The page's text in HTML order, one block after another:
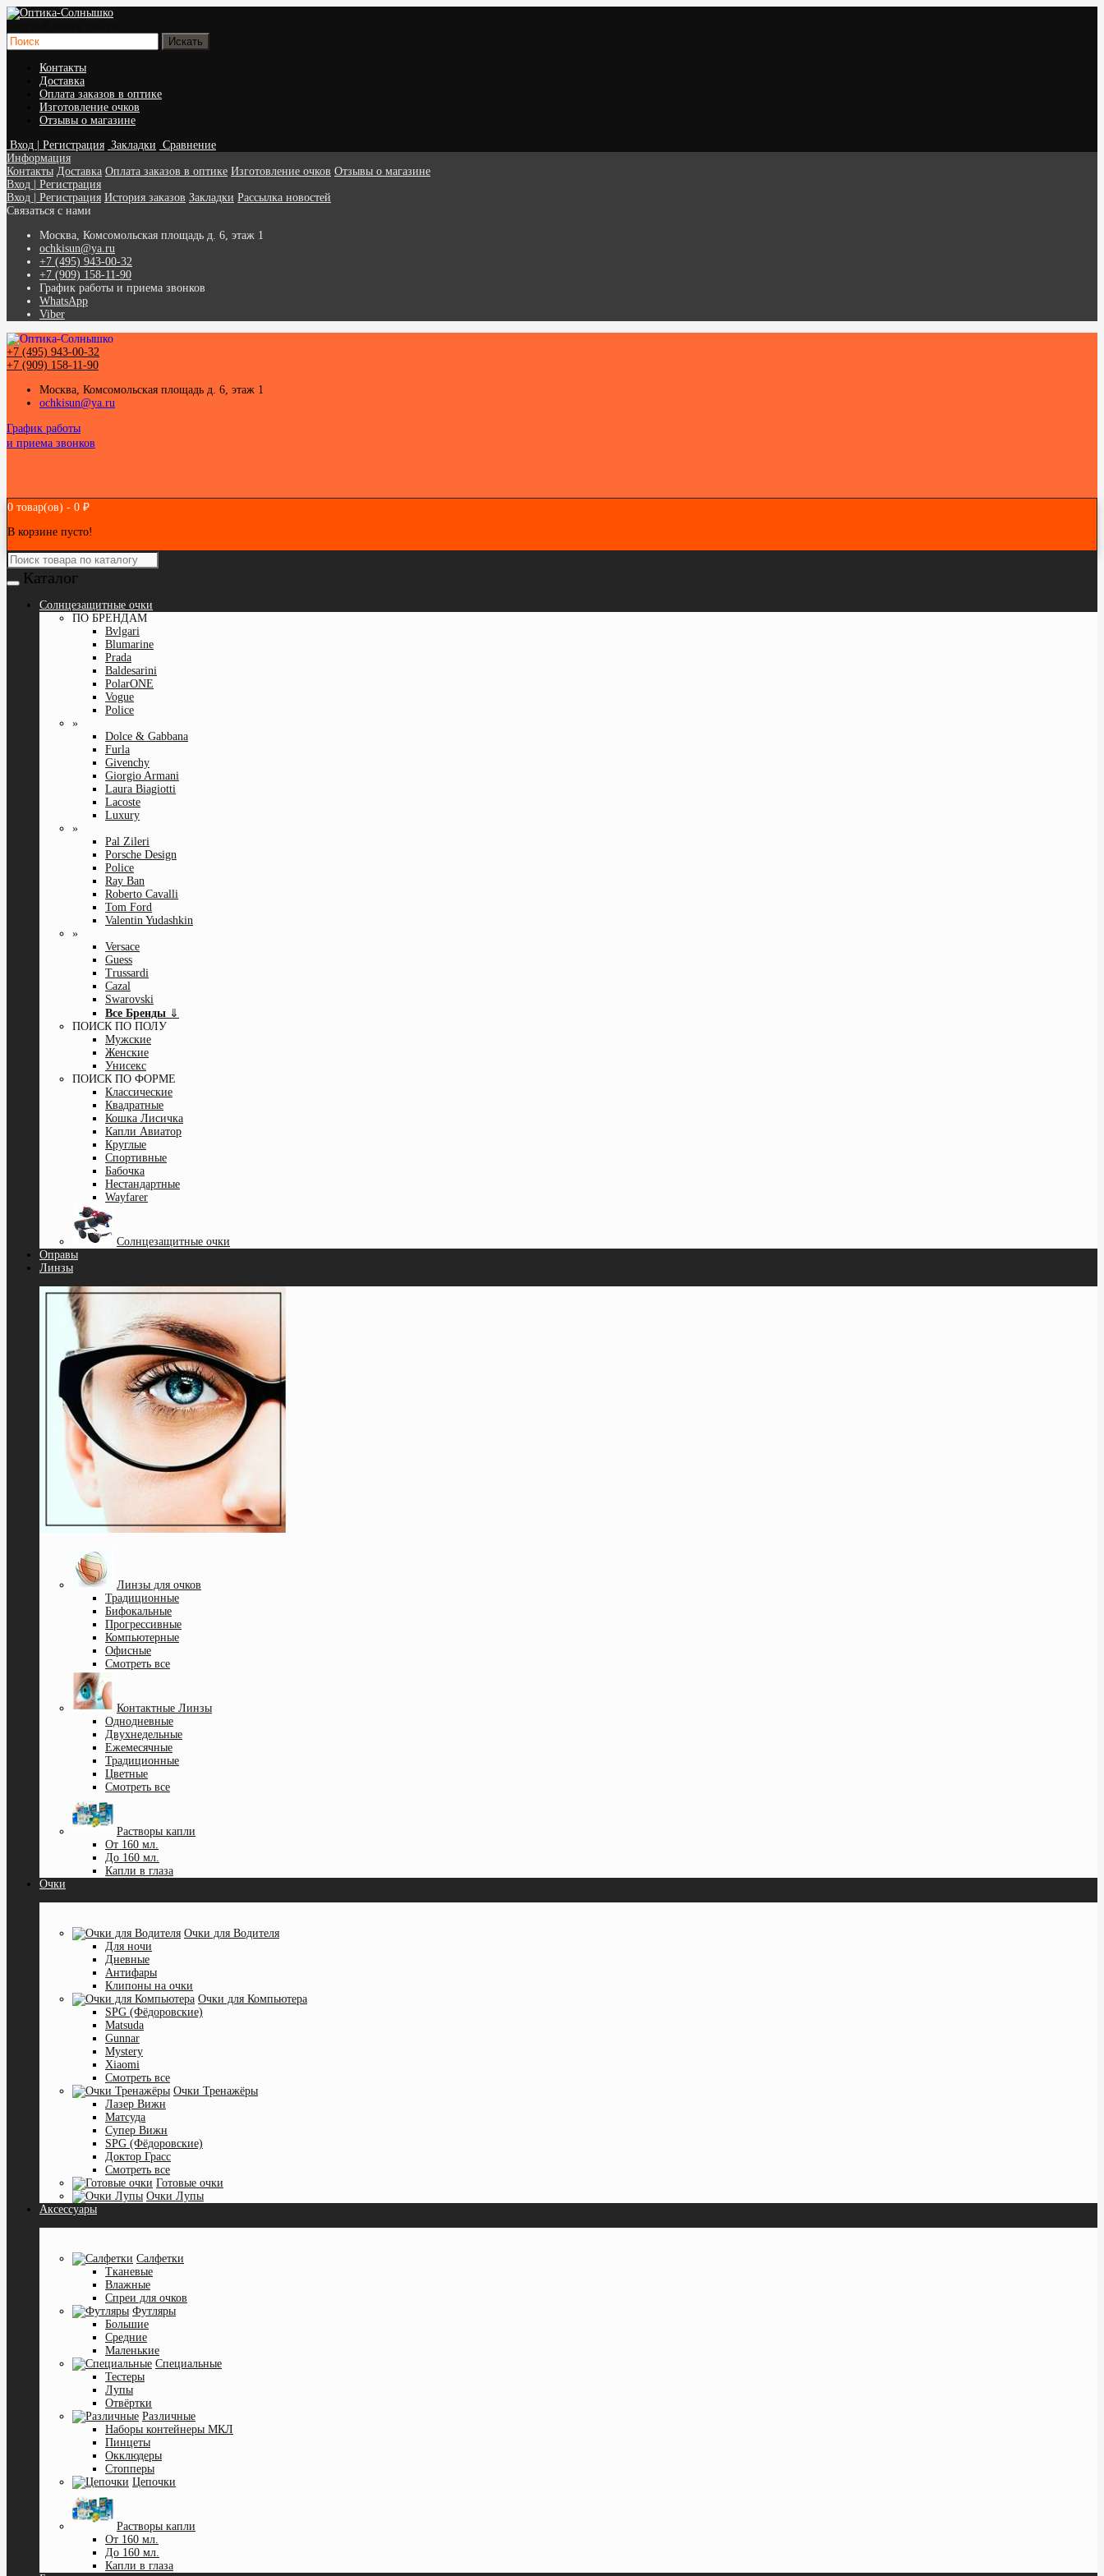
Контакты
Доставка
Оплата заказов в оптике
Изготовление очков
Отзывы о магазине
Вход | Регистрация Закладки Сравнение
Информация
Контакты Доставка Оплата заказов в оптике Изготовление очков Отзывы о магазине
Вход | Регистрация
Вход | Регистрация История заказов Закладки Рассылка новостей
Связаться с нами
Москва, Комсомольская площадь д. 6, этаж 1
ochkisun@ya.ru
+7 (495) 943-00-32
+7 (909) 158-11-90
График работы и приема звонков
WhatsApp
Viber
+7 (495) 943-00-32
+7 (909) 158-11-90
Москва, Комсомольская площадь д. 6, этаж 1
ochkisun@ya.ru
График работы
и приема звонков
0 товар(ов) - 0 ₽
В корзине пусто!
Каталог
Cолнцезащитные очки
ПО БРЕНДАМ
Bvlgari
Blumarine
Prada
Baldesarini
PolarONE
Vogue
Police
»
Dolce & Gabbana
Furla
Givenchy
Giorgio Armani
Laura Biagiotti
Lacoste
Luxury
»
Pal Zileri
Porsche Design
Police
Ray Ban
Roberto Cavalli
Tom Ford
Valentin Yudashkin
»
Versace
Guess
Trussardi
Cazal
Swarovski
Все Бренды ⇓
ПОИСК ПО ПОЛУ
Мужские
Женские
Унисекс
ПОИСК ПО ФОРМЕ
Классические
Квадратные
Кошка Лисичка
Капли Авиатор
Круглые
Спортивные
Бабочка
Нестандартные
Wayfarer
Солнцезащитные очки
Оправы
Линзы
Линзы для очков
Традиционные
Бифокальные
Прогрессивные
Компьютерные
Офисные
Смотреть все
Контактные Линзы
Однодневные
Двухнедельные
Ежемесячные
Традиционные
Цветные
Смотреть все
Растворы капли
От 160 мл.
До 160 мл.
Капли в глаза
Очки
Очки для Водителя
Для ночи
Дневные
Антифары
Клипоны на очки
Очки для Компьютера
SPG (Фёдоровские)
Matsuda
Gunnar
Mystery
Xiaomi
Смотреть все
Очки Тренажёры
Лазер Вижн
Матсуда
Супер Вижн
SPG (Фёдоровские)
Доктор Грасс
Смотреть все
Готовые очки
Очки Лупы
Аксессуары
Салфетки
Тканевые
Влажные
Спреи для очков
Футляры
Большие
Средние
Маленькие
Специальные
Тестеры
Лупы
Отвёртки
Различные
Наборы контейнеры МКЛ
Пинцеты
Окклюдеры
Cтопперы
Цепочки
Растворы капли
От 160 мл.
До 160 мл.
Капли в глаза